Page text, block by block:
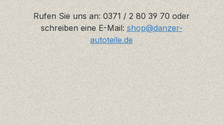
Rufen Sie uns an: 0371 / 2 80 39 70 oder
schreiben eine E-Mail: shop@danzer-
autoteile.de